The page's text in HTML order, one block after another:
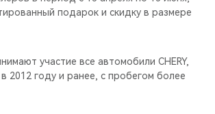
подарок и скидку в размере
участие все автомобили CHERY,
2012 году и ранее, с пробегом более